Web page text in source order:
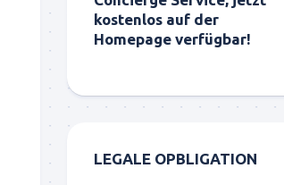
kostenlos auf der
Homepage verfügbar!
LEGALE OPBLIGATION